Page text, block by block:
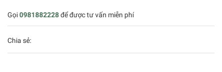
Gọi0981882228để được tư vấn miễn phí
Chia sẻ: